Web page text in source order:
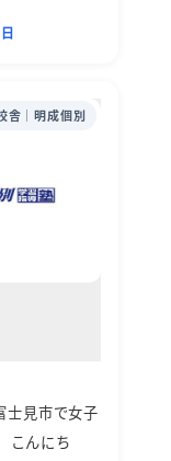
舎｜明成個別
士見市で女子
こんにち